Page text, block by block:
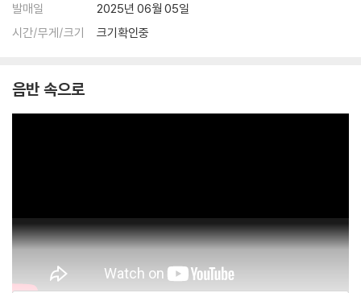
발매일
2025년 06월 05일
시간/무게/크기
크기확인중
음반 속으로